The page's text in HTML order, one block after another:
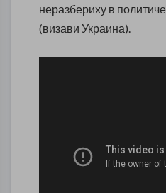
неразбериху в
(визави Украина).